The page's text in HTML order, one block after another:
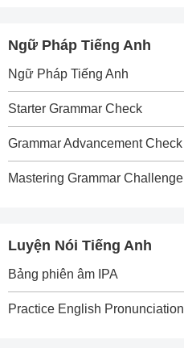
Ngữ Pháp Tiếng Anh
Ngữ Pháp Tiếng Anh
Starter Grammar Check
Grammar Advancement Check
Mastering Grammar Challenge
Luyện Nói Tiếng Anh
Bảng phiên âm IPA
Practice English Pronunciation